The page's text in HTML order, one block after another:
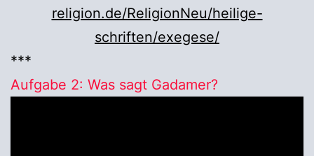
religion.de/ReligionNeu/heilige-
schriften/exegese/
***
Aufgabe 2: Was sagt Gadamer?